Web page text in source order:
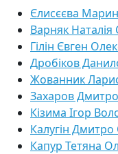
Єлисєєва
Варняк Наталія
Гілін Євген
Дробіков
Жованник
Захаров
Кізима Ігор
Калугін
Капур Тетяна